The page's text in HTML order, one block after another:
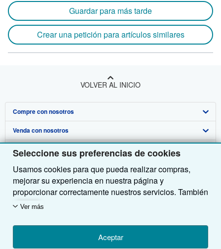
Seleccione sus preferencias de cookies
Usamos cookies para que pueda realizar compras,
mejorar su experiencia en nuestra página y
proporcionar correctamente nuestros servicios. También
utilizamos cookies para comprender el modo en que los
midiendo las visitas al sitio) y así poder realizar
mejoras. Si está de acuerdo, también utilizaremos
Ver más
Aceptar
Guardar para más tarde
Crear una petición para artículos similares
VOLVER AL INICIO
Compre con nosotros
Búsqueda avanzada
Colecciones
Mi cuenta
Mis pedidos
Ver carrito
Venda con nosotros
Comenzar a vender
Únase a nuestro programa de afiliados
Recomiende un vendedor
Sobre nosotros
Sobre IberLibro
Medios
Empleo
Política de Privacidad
Obtener Ayuda
Preguntas frecuentes y guías
Atención al Cliente
Otras compañías de AbeBooks
AbeBooks.com
AbeBooks.co.uk
Siga a IberLibro